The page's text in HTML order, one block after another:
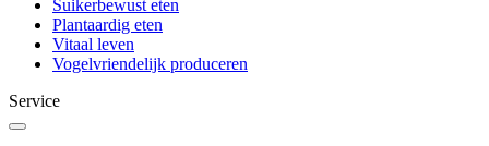
Suikerbewust eten
Plantaardig eten
Vitaal leven
Vogelvriendelijk produceren
Service